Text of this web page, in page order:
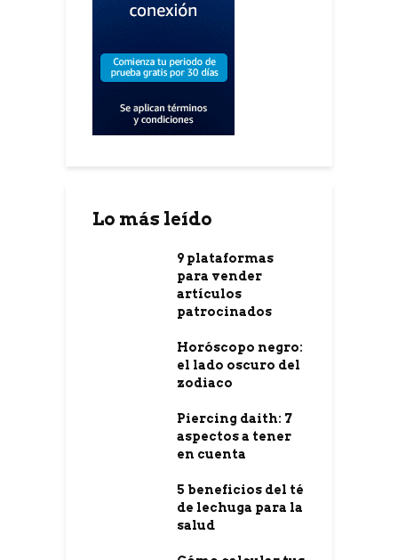
Lo más leído
9 plataformas
para vender
artículos
patrocinados
Horóscopo negro:
el lado oscuro del
zodiaco
Piercing daith: 7
aspectos a tener
en cuenta
5 beneficios del té
de lechuga para la
salud